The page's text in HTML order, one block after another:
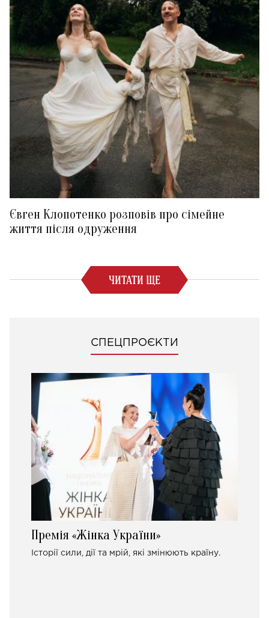
Євген Клопотенко розповів про сімейне
життя після одруження
ЧИТАТИ ЩЕ
СПЕЦПРОЄКТИ
Премія «Жінка України»
Історії сили, дії та мрій, які змінюють країну.